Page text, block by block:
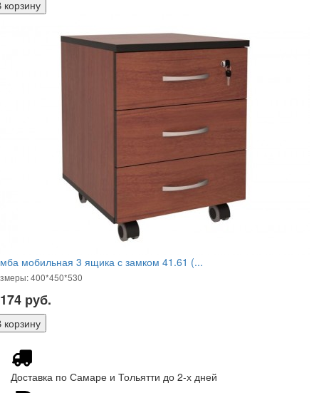
мобильная 3 ящика с замком 41.61 (...
400*450*530
руб.
Доставка по Самаре и Тольятти до 2-х дней